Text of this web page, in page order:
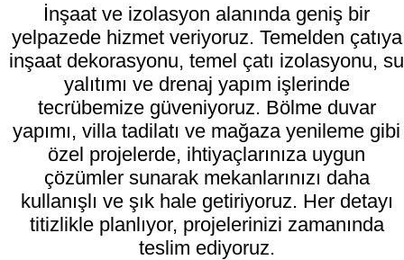
İnşaat ve izolasyon alanında geniş bir
yelpazede hizmet veriyoruz. Temelden çatıya
inşaat dekorasyonu, temel çatı izolasyonu, su
yalıtımı ve drenaj yapım işlerinde
tecrübemize güveniyoruz. Bölme duvar
yapımı, villa tadilatı ve mağaza yenileme gibi
özel projelerde, ihtiyaçlarınıza uygun
çözümler sunarak mekanlarınızı daha
kullanışlı ve şık hale getiriyoruz. Her detayı
titizlikle planlıyor, projelerinizi zamanında
teslim ediyoruz.